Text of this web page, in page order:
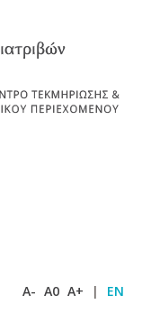
A- A0 A+ | EN